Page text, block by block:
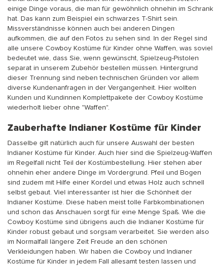
einige Dinge voraus, die man für gewöhnlich ohnehin im Schrank
hat. Das kann zum Beispiel ein schwarzes T-Shirt sein.
Missverständnisse können auch bei anderen Dingen
aufkommen, die auf den Fotos zu sehen sind. In der Regel sind
alle unsere Cowboy Kostüme für Kinder ohne Waffen, was soviel
bedeutet wie, dass Sie, wenn gewünscht, Spielzeug-Pistolen
separat in unserem Zubehör bestellen müssen. Hintergrund
dieser Trennung sind neben technischen Gründen vor allem
diverse Kundenanfragen in der Vergangenheit. Hier wollten
Kunden und Kundinnen Komplettpakete der Cowboy Kostüme
wiederholt lieber ohne "Waffen".
Zauberhafte Indianer Kostüme für Kinder
Dasselbe gilt natürlich auch für unsere Auswahl der besten
Indianer Kostüme für Kinder. Auch hier sind die Spielzeug-Waffen
im Regelfall nicht Teil der Kostümbestellung. Hier stehen aber
ohnehin eher andere Dinge im Vordergrund. Pfeil und Bogen
sind zudem mit Hilfe einer Kordel und etwas Holz auch schnell
selbst gebaut. Viel interessanter ist hier die Schönheit der
Indianer Kostüme. Diese haben meist tolle Farbkombinationen
und schon das Anschauen sorgt für eine Menge Spaß. Wie die
Cowboy Kostüme sind übrigens auch die Indianer Kostüme für
Kinder robust gebaut und sorgsam verarbeitet. Sie werden also
im Normalfall längere Zeit Freude an den schönen
Verkleidungen haben. Wir haben die Cowboy und Indianer
Kostüme für Kinder in jedem Fall allesamt testen lassen und